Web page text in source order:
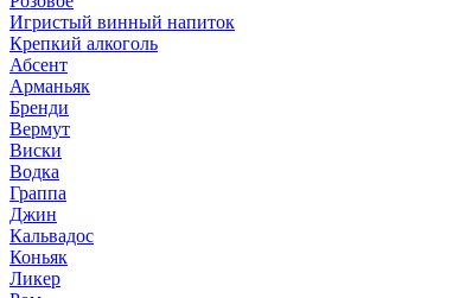
Игристый винный напиток
Крепкий алкоголь
Абсент
Арманьяк
Бренди
Вермут
Виски
Водка
Граппа
Джин
Кальвадос
Коньяк
Ликер